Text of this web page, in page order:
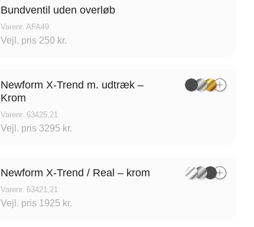
Bundventil uden overløb
Varenr. AFA49
Vejl. pris 250 kr.
Newform X-Trend m. udtræk –
Krom
Varenr. 63425,21
Vejl. pris 3295 kr.
Newform X-Trend / Real – krom
Varenr. 63421,21
Vejl. pris 1925 kr.